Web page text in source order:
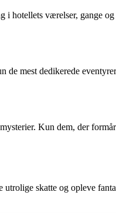
hotellets værelser, gange og
de mest dedikerede
Kun dem, der
skatte og opleve